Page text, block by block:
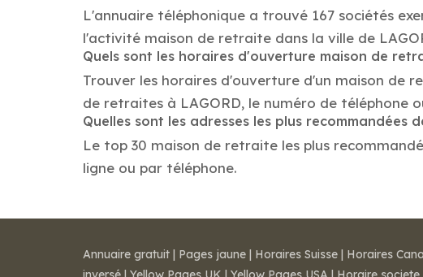
L'annuaire téléphonique a trouvé 167 sociétés
l'activité maison de retraite dans la ville de
Quels sont les horaires d'ouverture maison de
Trouver les horaires d'ouverture d'un maison de
de retraites à LAGORD, le numéro de téléphone
Quelles sont les adresses les plus recommandées
Le top 30 maison de retraite les plus
ligne ou par téléphone.
Annuaire gratuit | Pages jaune | Horaires Suisse | Horaires